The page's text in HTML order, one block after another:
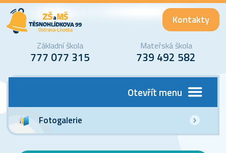
Kontakty
Základní škola
777 077 315
Mateřská škola
739 492 582
Otevřít menu
Fotogalerie